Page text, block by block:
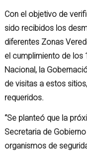
Con el objetivo de
sido recibidos los
diferentes Zonas
el cumplimiento de los
Nacional, la
de visitas a estos
requeridos.
“Se planteó que la
Secretaria de
organismos de